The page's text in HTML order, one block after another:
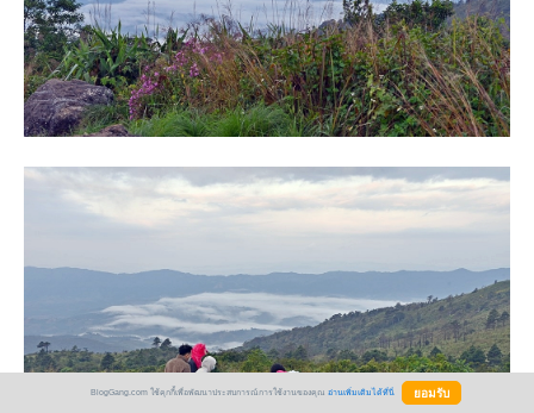
BlogGang.com ใช้คุกกี้เพื่อพัฒนาประสบการณ์การใช้งานของคุณ อ่านเพิ่มเติมได้ที่นี่